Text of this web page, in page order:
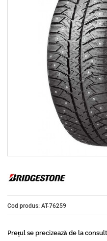
Cod produs: AT-76259
Prețul se precizează de la